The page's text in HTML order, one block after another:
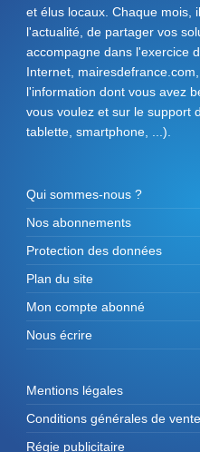
et élus locaux. Chaque mois,
l'actualité, de partager vos
accompagne dans l'exercice
Internet,
l'information dont vous avez
vous voulez et sur le support
tablette, smartphone, ...).
Qui sommes-nous ?
Nos abonnements
Protection des données
Plan du site
Mon compte abonné
Nous écrire
Mentions légales
Conditions générales de
Régie publicitaire